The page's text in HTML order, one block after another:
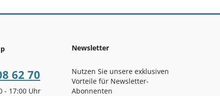
62 70
- 17:00 Uhr
Newsletter
Nutzen Sie unsere exklusiven
Vorteile für Newsletter-
Abonnenten